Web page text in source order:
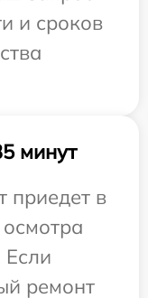
и сроков
минут
приедет в
ремонт